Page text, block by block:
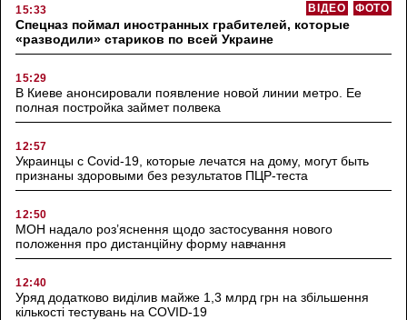
15:33 ФОТО
ВІДЕО
Спецназ поймал иностранных грабителей, которые
«разводили» стариков по всей Украине
15:29
В Киеве анонсировали появление новой линии метро. Ее
полная постройка займет полвека
12:57
Украинцы с Covid-19, которые лечатся на дому, могут быть
признаны здоровыми без результатов ПЦР-теста
12:50
МОН надало роз’яснення щодо застосування нового
положення про дистанційну форму навчання
12:40
Уряд додатково виділив майже 1,3 млрд грн на збільшення
кількості тестувань на COVID-19